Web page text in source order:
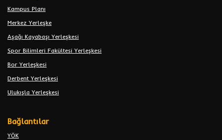
Kampus Planı
Merkez Yerleşke
Aşağı Kayabaşı Yerleşkesi
Spor Bilimleri Fakültesi Yerleşkesi
Bor Yerleşkesi
Derbent Yerleşkesi
Ulukışla Yerleşkesi
Bağlantılar
YÖK